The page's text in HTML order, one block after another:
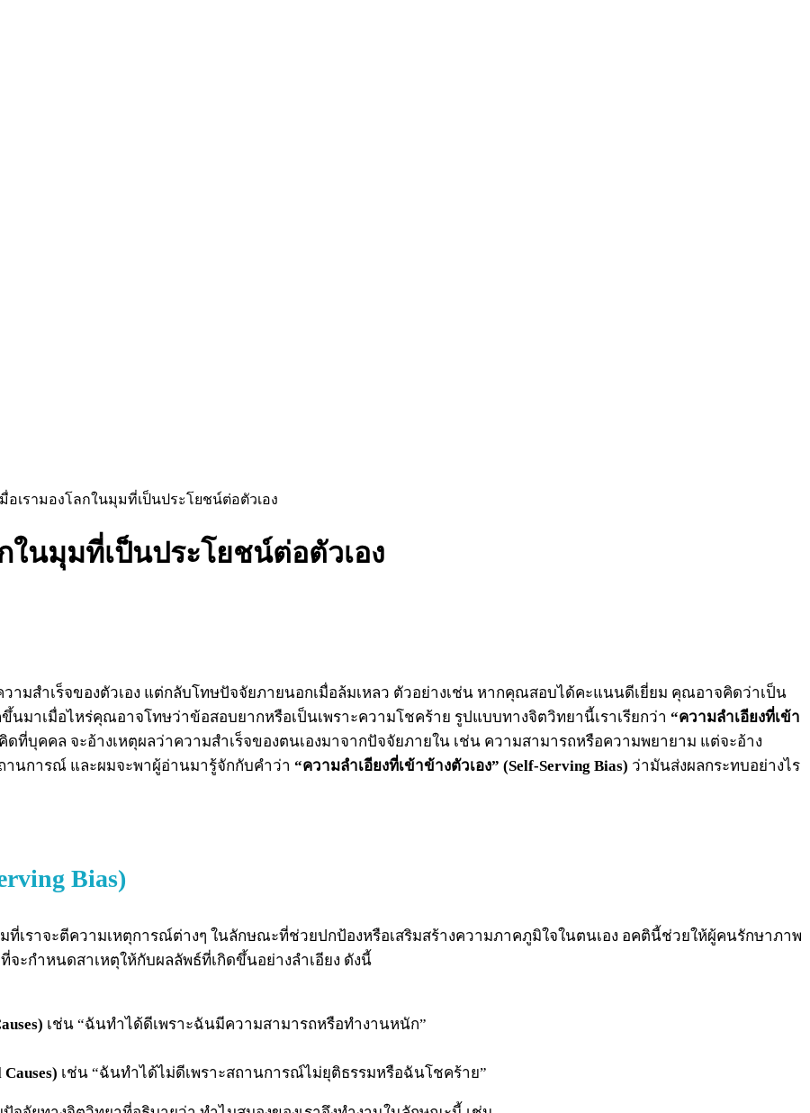
เมื่อเรามองโลกในมุมที่เป็นประโยชน์ต่อตัวเอง
กในมุมที่เป็นประโยชน์ต่อตัวเอง
ามสำเร็จของตัวเอง แต่กลับโทษปัจจัยภายนอกเมื่อล้มเหลว ตัวอย่างเช่น หากคุณสอบได้คะแนนดีเยี่ยม คุณอาจคิดว่าเป็น
าเมื่อไหร่คุณอาจโทษว่าข้อสอบยากหรือเป็นเพราะความโชคร้าย รูปแบบทางจิตวิทยานี้เราเรียกว่า “ความลำเอียงที่เข้า
ที่บุคคล จะอ้างเหตุผลว่าความสำเร็จของตนเองมาจากปัจจัยภายใน เช่น ความสามารถหรือความพยายาม แต่จะอ้าง
านการณ์ และผมจะพาผู้อ่านมารู้จักกับคำว่า “ความลำเอียงที่เข้าข้างตัวเอง” (Self-Serving Bias) ว่ามันส่งผลกระทบอย่างไร
Bias)
ที่เราจะตีความเหตุการณ์ต่างๆ ในลักษณะที่ช่วยปกป้องหรือเสริมสร้างความภาคภูมิใจในตนเอง อคตินี้ช่วยให้ผู้คนรักษาภาพ
จะกำหนดสาเหตุให้กับผลลัพธ์ที่เกิดขึ้นอย่างลำเอียง ดังนี้
) เช่น “ฉันทำได้ดีเพราะฉันมีความสามารถหรือทำงานหนัก”
เช่น “ฉันทำได้ไม่ดีเพราะสถานการณ์ไม่ยุติธรรมหรือฉันโชคร้าย”